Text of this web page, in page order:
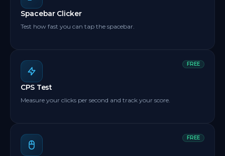
Spacebar Clicker
Test how fast you can tap the spacebar.
FREE
CPS Test
Measure your clicks per second and track your score.
FREE